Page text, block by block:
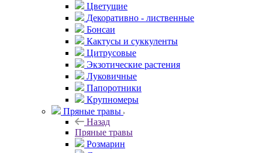
Цветущие
Декоративно - лиственные
Бонсаи
Кактусы и суккуленты
Цитрусовые
Экзотические растения
Луковичные
Папоротники
Крупномеры
Пряные травы
Назад
Пряные травы
Розмарин